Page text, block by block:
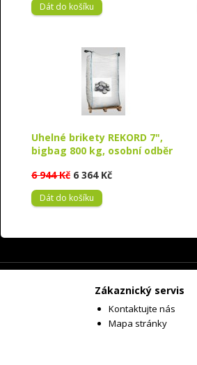
Dát do košíku
Uhelné brikety REKORD 7",
bigbag 800 kg, osobní odběr
6 944 Kč 6 364 Kč
Dát do košíku
Zákaznický servis
Kontaktujte nás
Mapa stránky